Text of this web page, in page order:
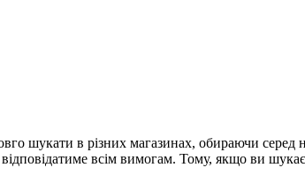
шукати в різних магазинах, обираючи
всім вимогам. Тому, якщо ви